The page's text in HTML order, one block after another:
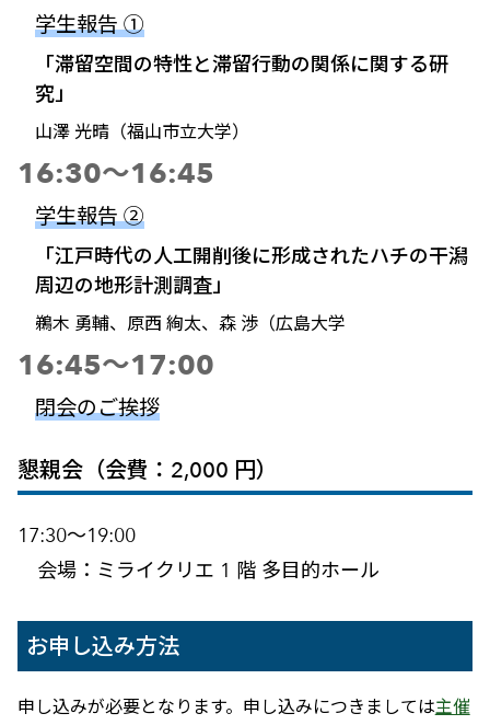
学生報告 ①
「滞留空間の特性と滞留行動の関係に関する研
究」
山澤 光晴（福山市立大学）
16:30～16:45
学生報告 ②
「江戸時代の人工開削後に形成されたハチの干潟
周辺の地形計測調査」
鵜木 勇輔、原西 絢太、森 渉（広島大学
16:45～17:00
閉会のご挨拶
懇親会（会費：2,000 円）
17:30～19:00
会場：ミライクリエ 1 階 多目的ホール
お申し込み方法
申し込みが必要となります。申し込みにつきましては主催